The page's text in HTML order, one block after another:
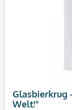
Glasbierkrug
Welt!"